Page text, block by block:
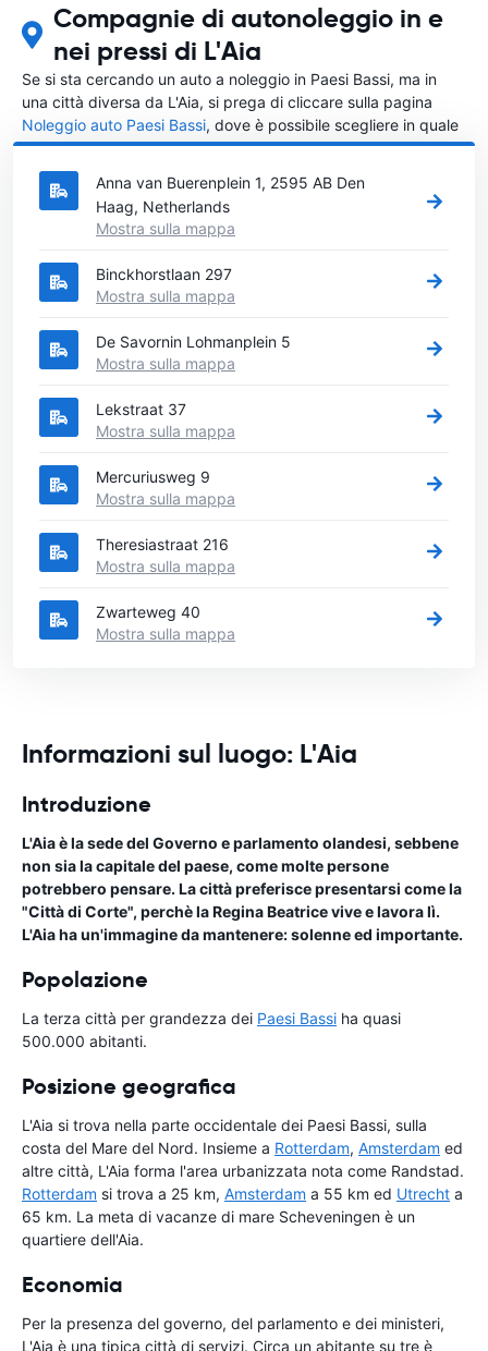
Compagnie di autonoleggio in e
nei pressi di L'Aia
Se si sta cercando un auto a noleggio in Paesi Bassi, ma in
una città diversa da L'Aia, si prega di cliccare sulla pagina
Noleggio auto Paesi Bassi, dove è possibile scegliere in quale
città in Paesi Bassi si vuole noleggiare l'auto.
Anna van Buerenplein 1, 2595 AB Den
Haag, Netherlands
Mostra sulla mappa
Binckhorstlaan 297
Mostra sulla mappa
De Savornin Lohmanplein 5
Mostra sulla mappa
Lekstraat 37
Mostra sulla mappa
Mercuriusweg 9
Mostra sulla mappa
Theresiastraat 216
Mostra sulla mappa
Zwarteweg 40
Mostra sulla mappa
Informazioni sul luogo: L'Aia
Introduzione
L'Aia è la sede del Governo e parlamento olandesi, sebbene
non sia la capitale del paese, come molte persone
potrebbero pensare. La città preferisce presentarsi come la
"Città di Corte", perchè la Regina Beatrice vive e lavora lì.
L'Aia ha un'immagine da mantenere: solenne ed importante.
Popolazione
La terza città per grandezza dei Paesi Bassi ha quasi
500.000 abitanti.
Posizione geografica
L'Aia si trova nella parte occidentale dei Paesi Bassi, sulla
costa del Mare del Nord. Insieme a Rotterdam, Amsterdam ed
altre città, L'Aia forma l'area urbanizzata nota come Randstad.
Rotterdam si trova a 25 km, Amsterdam a 55 km ed Utrecht a
65 km. La meta di vacanze di mare Scheveningen è un
quartiere dell'Aia.
Economia
Per la presenza del governo, del parlamento e dei ministeri,
L'Aia è una tipica città di servizi. Circa un abitante su tre è